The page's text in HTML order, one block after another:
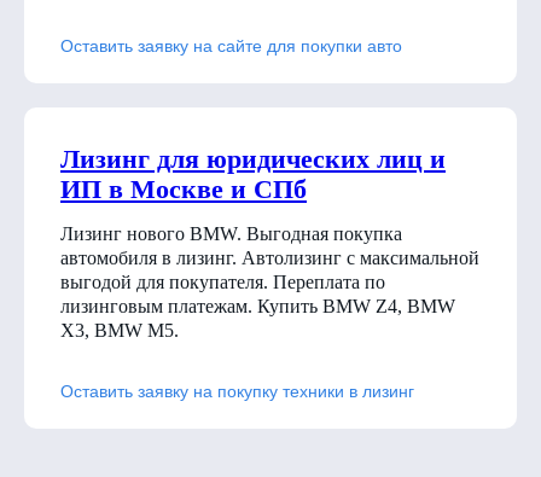
Оставить заявку на сайте для покупки авто
Лизинг для юридических лиц и
ИП в Москве и СПб
Лизинг нового BMW. Выгодная покупка
автомобиля в лизинг. Автолизинг с максимальной
выгодой для покупателя. Переплата по
лизинговым платежам. Купить BMW Z4, BMW
X3, BMW M5.
Оставить заявку на покупку техники в лизинг